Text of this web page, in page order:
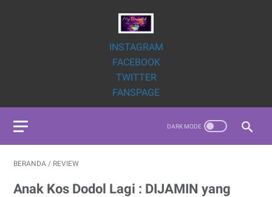
INSTAGRAM
FACEBOOK
TWITTER
FANSPAGE
BERANDA / REVIEW
Anak Kos Dodol Lagi : DIJAMIN yang